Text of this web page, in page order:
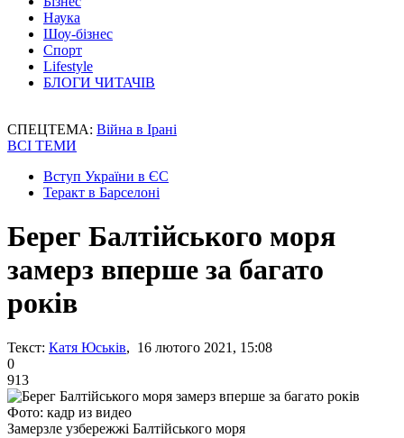
Наука
Шоу-бізнес
Спорт
Lifestyle
БЛОГИ ЧИТАЧІВ
СПЕЦТЕМА: Війна в Ірані
ВСІ ТЕМИ
Вступ України в ЄС
Теракт в Барселоні
Берег Балтійського моря
замерз вперше за багато
років
Текст: Катя Юськів, 16 лютого 2021, 15:08
0
913
Фото: кадр из видео
Замерзле узбережжі Балтійського моря